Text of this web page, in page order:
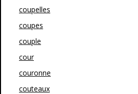
coupelles
coupes
couple
cour
couronne
couteaux